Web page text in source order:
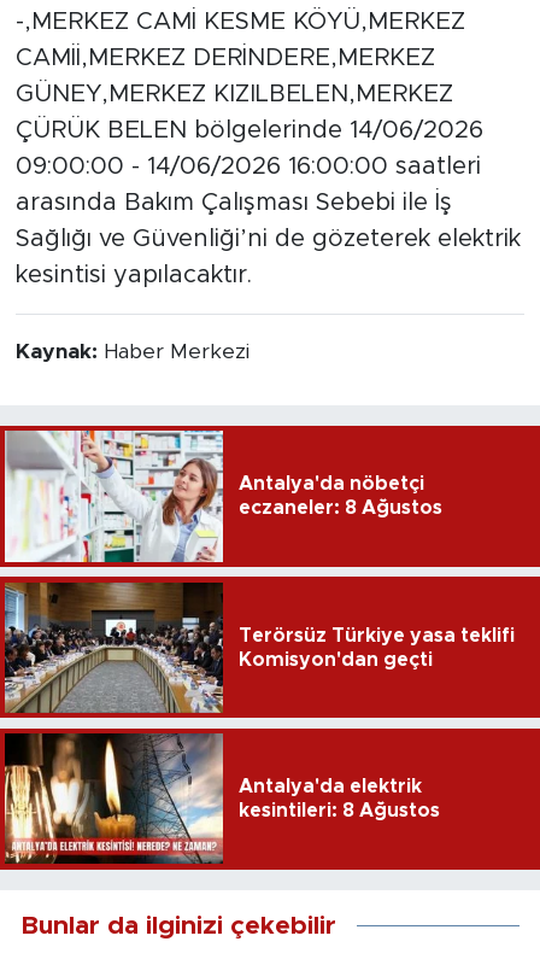
-,MERKEZ CAMİ KESME KÖYÜ,MERKEZ
CAMİİ,MERKEZ DERİNDERE,MERKEZ
GÜNEY,MERKEZ KIZILBELEN,MERKEZ
ÇÜRÜK BELEN bölgelerinde 14/06/2026
09:00:00 - 14/06/2026 16:00:00 saatleri
arasında Bakım Çalışması Sebebi ile İş
Sağlığı ve Güvenliği’ni de gözeterek elektrik
kesintisi yapılacaktır.
Kaynak: Haber Merkezi
Antalya'da nöbetçi
eczaneler: 8 Ağustos
Terörsüz Türkiye yasa teklifi
Komisyon'dan geçti
Antalya'da elektrik
kesintileri: 8 Ağustos
Bunlar da ilginizi çekebilir